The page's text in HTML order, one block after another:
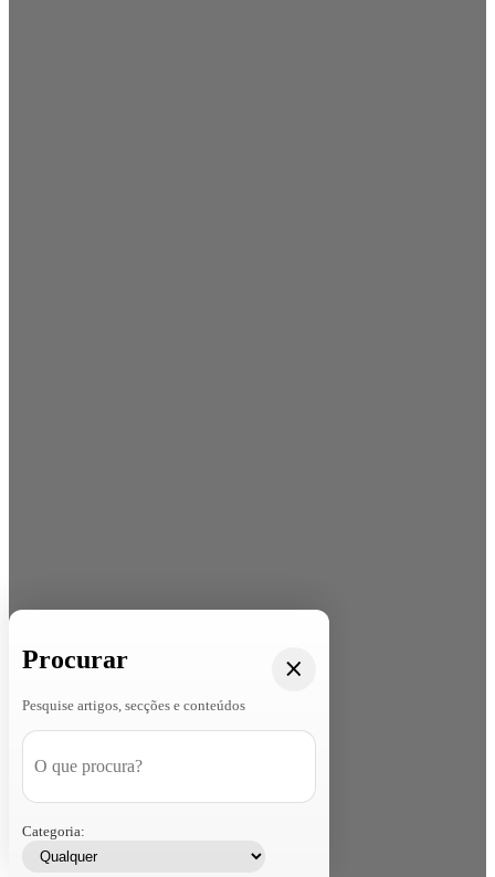
Procurar
Pesquise artigos, secções e conteúdos
Categoria: